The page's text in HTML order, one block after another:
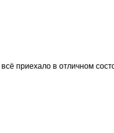
в отличном состоянии.